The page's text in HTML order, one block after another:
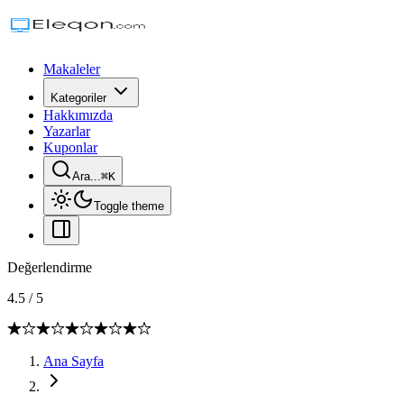
Makaleler
Kategoriler
Hakkımızda
Yazarlar
Kuponlar
Ara...⌘K
Toggle theme
Değerlendirme
4.5 / 5
Ana Sayfa